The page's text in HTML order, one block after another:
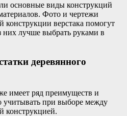
основные виды конструкций
Фото и чертежи
конструкции верстака помогут
лучше выбрать руками в
деревянного
имеет ряд преимуществ и
учитывать при выборе между
конструкцией.